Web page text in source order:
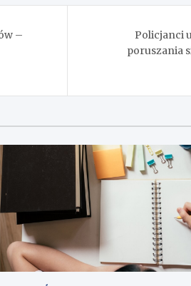
–
Policjanci
poruszania